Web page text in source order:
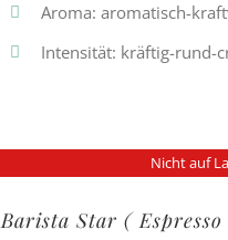
Aroma: aromatisch-
Intensität: kräftig-rund-
Nicht auf
Barista Star (